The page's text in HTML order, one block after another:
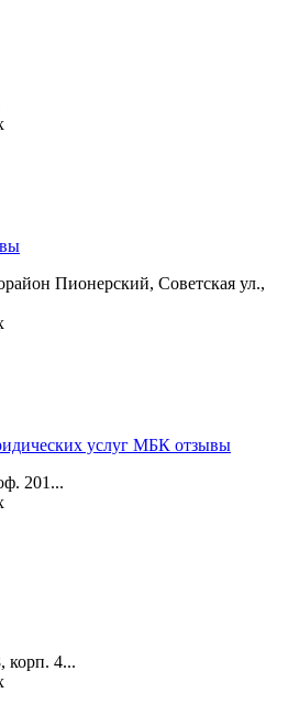
Пионерский, Советская ул.,
услуг МБК отзывы
201...
корп. 4...